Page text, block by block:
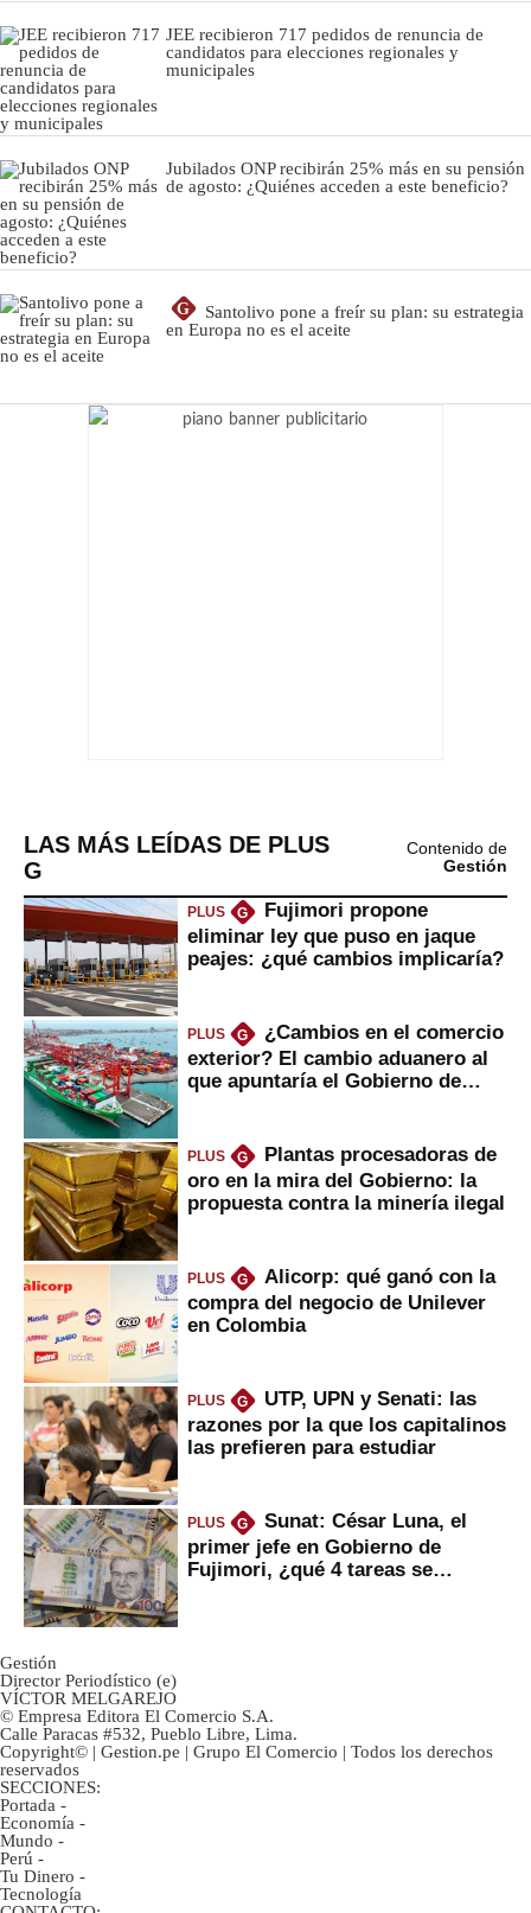
JEE recibieron 717 pedidos de renuncia de
candidatos para elecciones regionales y
municipales
Jubilados ONP recibirán 25% más en su pensión
de agosto: ¿Quiénes acceden a este beneficio?
G
Santolivo pone a freír su plan: su estrategia
en Europa no es el aceite
LAS MÁS LEÍDAS DE PLUS
G
Contenido de
Gestión
PLUS G
Fujimori propone
eliminar ley que puso en jaque
peajes: ¿qué cambios implicaría?
PLUS G
¿Cambios en el comercio
exterior? El cambio aduanero al
que apuntaría el Gobierno de
PLUS G
Plantas procesadoras de
oro en la mira del Gobierno: la
propuesta contra la minería ilegal
PLUS G
Alicorp: qué ganó con la
compra del negocio de Unilever
en Colombia
PLUS G
UTP, UPN y Senati: las
razones por la que los capitalinos
las prefieren para estudiar
PLUS G
Sunat: César Luna, el
primer jefe en Gobierno de
Fujimori, ¿qué 4 tareas se
Gestión
Director Periodístico (e)
VÍCTOR MELGAREJO
© Empresa Editora El Comercio S.A.
Calle Paracas #532, Pueblo Libre, Lima.
Copyright© | Gestion.pe | Grupo El Comercio | Todos los derechos
reservados
SECCIONES:
Portada -
Economía -
Mundo -
Perú -
Tu Dinero -
Tecnología